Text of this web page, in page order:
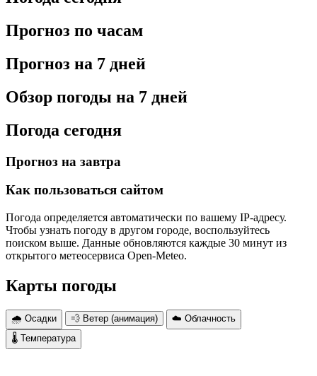
Прогноз по часам
Прогноз на 7 дней
Обзор погоды на 7 дней
Погода сегодня
Прогноз на завтра
Как пользоваться сайтом
Погода определяется автоматически по вашему IP-адресу.
Чтобы узнать погоду в другом городе, воспользуйтесь
поиском выше. Данные обновляются каждые 30 минут из
открытого метеосервиса Open-Meteo.
Карты погоды
🌧 Осадки 💨 Ветер (анимация)
☁️ Облачность
🌡 Температура